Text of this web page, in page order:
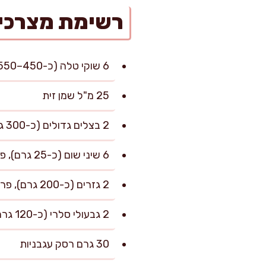
רשימת
6 שוקי טלה (כ-450–550 גרם ליחידה), עם עצם
25 מ"ל שמן זית
2 בצלים גדולים (כ-300 גרם), פרוסים לרצועות
6 שיני שום (כ-25 גרם), פרוסות
2 גזרים (כ-200 גרם), פרוסים לעיגולים בעובי 0.5 ס"מ
2 גבעולי סלרי (כ-120 גרם), פרוסים דק
30 גרם רסק עגבניות